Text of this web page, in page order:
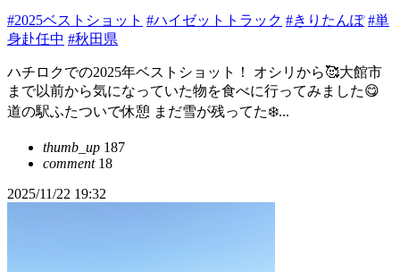
#2025ベストショット #ハイゼットトラック #きりたんぽ #単
身赴任中 #秋田県
ハチロクでの2025年ベストショット！ オシリから🥰大館市
まで以前から気になっていた物を食べに行ってみました😋
道の駅ふたついで休憩 まだ雪が残ってた❄️...
thumb_up 187
comment18
2025/11/22 19:32